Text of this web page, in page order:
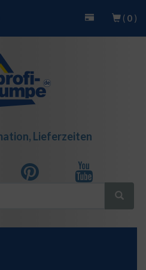
( 0 )
Lieferzeiten